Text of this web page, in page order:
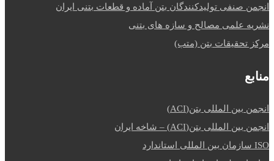
انجمن صنفی تولیدکنندگان بتن آماده و قطعات بتنی ایران
نشریه علمی مصالح و سازه های بتنی
مرکز تحقیقات بتن (متب)
منابع
انجمن بین المللی بتن(ACI)
انجمن بین المللی بتن(ACI) – شاخه ایران
ISO سازمان بین المللی استاندارد